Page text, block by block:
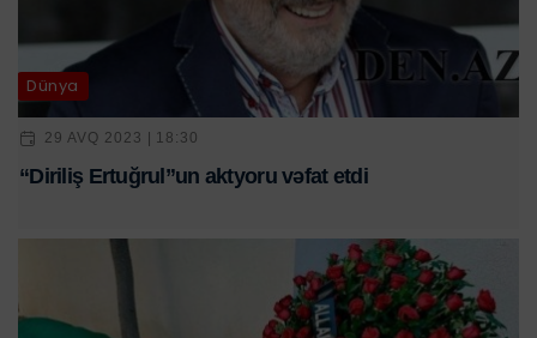
Dünya
29 AVQ 2023 | 18:30
“Diriliş Ertuğrul”un aktyoru vəfat etdi